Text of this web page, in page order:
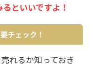
といいですよ！
チェック！
れるか知っておき